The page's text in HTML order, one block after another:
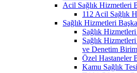
Acil Sağlık Hizmetleri
112 Acil Sağlık
Sağlık Hizmetleri
Sağlık
Sağlık
ve Denetim
Özel Hastaneler
Kamu Sağlık